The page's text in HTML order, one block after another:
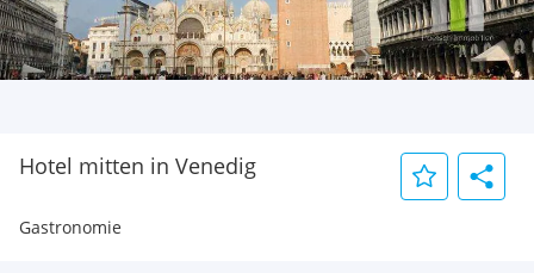
Hotel mitten in Venedig
Gastronomie